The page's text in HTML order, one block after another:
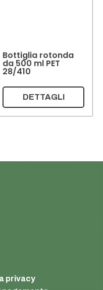
Bottiglia rotonda
da 500 ml PET
28/410
DETTAGLI
privacy